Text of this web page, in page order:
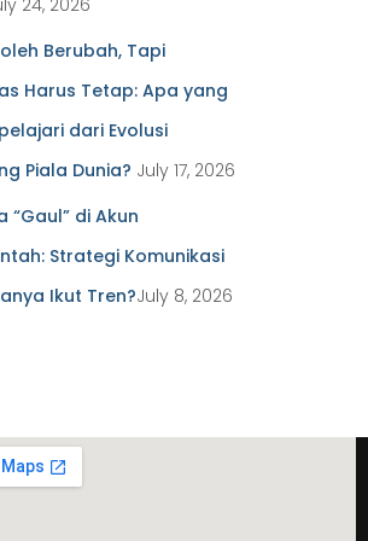
24, 2026
Berubah, Tapi
Harus Tetap: Apa yang
dari Evolusi
Piala Dunia? July 17, 2026
“Gaul” di Akun
Strategi Komunikasi
Ikut Tren?July 8, 2026